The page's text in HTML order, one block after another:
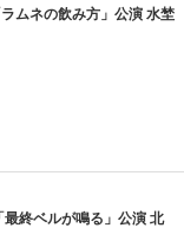
ムネの飲み方」公演 水埜
終ベルが鳴る」公演 北